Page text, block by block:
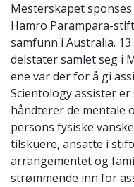
Mesterskapet
Hamro Parampara-
samfunn i Australia.
delstater samlet seg i
ene var der for å gi
Scientology assister
håndterer de mentale
persons fysiske
tilskuere, ansatte i
arrangementet og
strømmende inn for